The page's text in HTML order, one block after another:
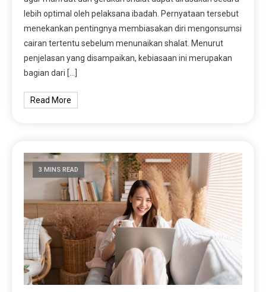
lebih optimal oleh pelaksana ibadah. Pernyataan tersebut
menekankan pentingnya membiasakan diri mengonsumsi
cairan tertentu sebelum menunaikan shalat. Menurut
penjelasan yang disampaikan, kebiasaan ini merupakan
bagian dari […]
Read More
3 MINS READ